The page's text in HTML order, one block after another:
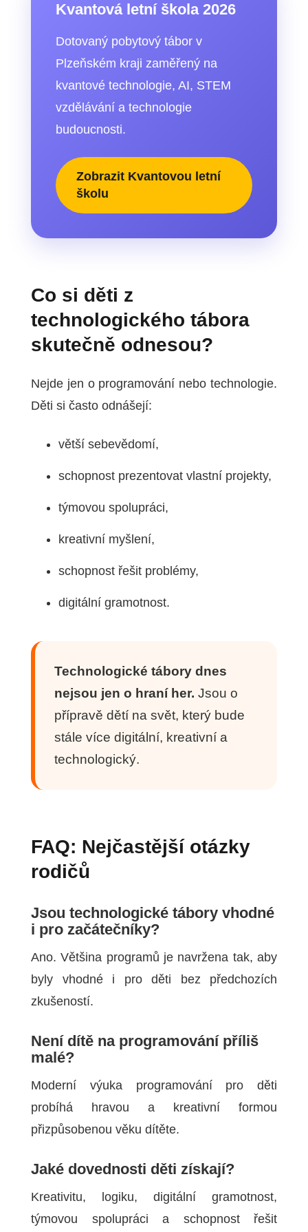
Kvantová letní škola 2026
Dotovaný pobytový tábor v
Plzeňském kraji zaměřený na
kvantové technologie, AI, STEM
vzdělávání a technologie
budoucnosti.
Zobrazit Kvantovou letní
školu
Co si děti z
technologického tábora
skutečně odnesou?
Nejde jen o programování nebo technologie.
Děti si často odnášejí:
větší sebevědomí,
schopnost prezentovat vlastní projekty,
týmovou spolupráci,
kreativní myšlení,
schopnost řešit problémy,
digitální gramotnost.
Technologické tábory dnes
nejsou jen o hraní her. Jsou o
přípravě dětí na svět, který bude
stále více digitální, kreativní a
technologický.
FAQ: Nejčastější otázky
rodičů
Jsou technologické tábory vhodné
i pro začátečníky?
Ano. Většina programů je navržena tak, aby
byly vhodné i pro děti bez předchozích
zkušeností.
Není dítě na programování příliš
malé?
Moderní výuka programování pro děti
probíhá hravou a kreativní formou
přizpůsobenou věku dítěte.
Jaké dovednosti děti získají?
Kreativitu, logiku, digitální gramotnost,
týmovou spolupráci a schopnost řešit